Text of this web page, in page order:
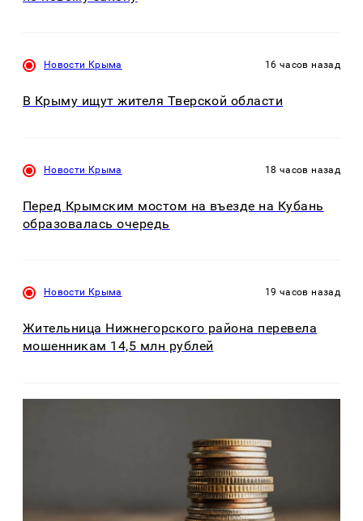
Новости Крыма 16 часов назад
В Крыму ищут жителя Тверской области
Новости Крыма 18 часов назад
Перед Крымским мостом на въезде на Кубань
образовалась очередь
Новости Крыма 19 часов назад
Жительница Нижнегорского района перевела
мошенникам 14,5 млн рублей